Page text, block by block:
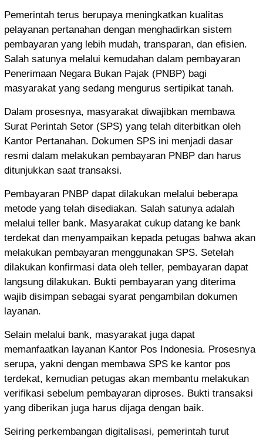
Pemerintah terus berupaya meningkatkan kualitas
pelayanan pertanahan dengan menghadirkan sistem
pembayaran yang lebih mudah, transparan, dan efisien.
Salah satunya melalui kemudahan dalam pembayaran
Penerimaan Negara Bukan Pajak (PNBP) bagi
masyarakat yang sedang mengurus sertipikat tanah.
Dalam prosesnya, masyarakat diwajibkan membawa
Surat Perintah Setor (SPS) yang telah diterbitkan oleh
Kantor Pertanahan. Dokumen SPS ini menjadi dasar
resmi dalam melakukan pembayaran PNBP dan harus
ditunjukkan saat transaksi.
Pembayaran PNBP dapat dilakukan melalui beberapa
metode yang telah disediakan. Salah satunya adalah
melalui teller bank. Masyarakat cukup datang ke bank
terdekat dan menyampaikan kepada petugas bahwa akan
melakukan pembayaran menggunakan SPS. Setelah
dilakukan konfirmasi data oleh teller, pembayaran dapat
langsung dilakukan. Bukti pembayaran yang diterima
wajib disimpan sebagai syarat pengambilan dokumen
layanan.
Selain melalui bank, masyarakat juga dapat
memanfaatkan layanan Kantor Pos Indonesia. Prosesnya
serupa, yakni dengan membawa SPS ke kantor pos
terdekat, kemudian petugas akan membantu melakukan
verifikasi sebelum pembayaran diproses. Bukti transaksi
yang diberikan juga harus dijaga dengan baik.
Seiring perkembangan digitalisasi, pemerintah turut